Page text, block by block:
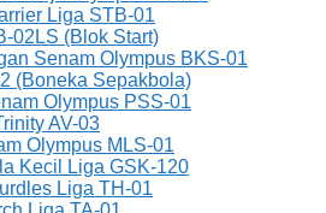
Liga STB-01
02LS (Blok Start)
Senam Olympus BKS-01
(Boneka Sepakbola)
Olympus PSS-01
AV-03
Olympus MLS-01
Kecil Liga GSK-120
Liga TH-01